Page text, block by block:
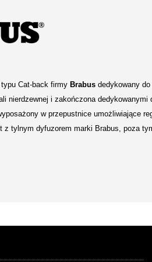
Cat-back firmy Brabus dedykowany do
nierdzewnej i zakończona
w przepustnice umożliwiające
z tylnym dyfuzorem marki Brabus, poza